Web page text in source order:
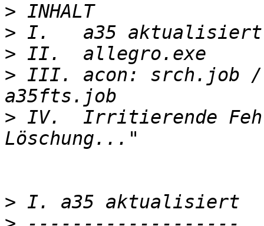
>
>
>
> III. acon: srch.job /
> IV.  Irritierende
>